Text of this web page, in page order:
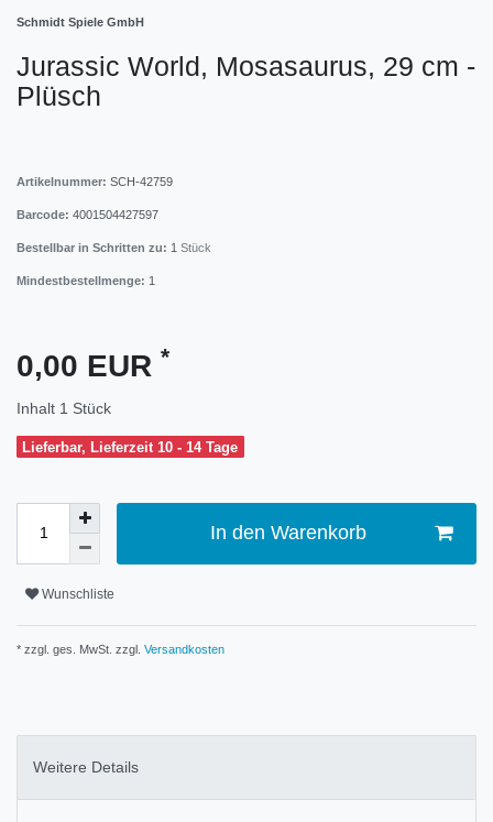
Schmidt Spiele GmbH
Jurassic World, Mosasaurus, 29 cm -
Plüsch
Artikelnummer: SCH-42759
Barcode: 4001504427597
Bestellbar in Schritten zu: 1 Stück
Mindestbestellmenge: 1
0,00 EUR *
Inhalt 1 Stück
Lieferbar, Lieferzeit 10 - 14 Tage
In den Warenkorb
Wunschliste
* zzgl. ges. MwSt. zzgl. Versandkosten
Weitere Details